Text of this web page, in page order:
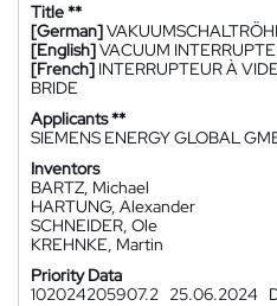
Title **
[German]
[English]VACUUM
[French] INTERRUPTEUR À
BRIDE
Applicants **
SIEMENS ENERGY GLOBAL
Inventors
BARTZ, Michael
HARTUNG, Alexander
SCHNEIDER, Ole
KREHNKE, Martin
Priority Data
102024205907.2 25.06.2024